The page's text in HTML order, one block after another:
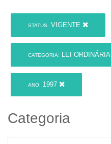
STATUS: VIGENTE
CATEGORIA: LEI ORDINÁRIA
ANO: 1997
Categoria